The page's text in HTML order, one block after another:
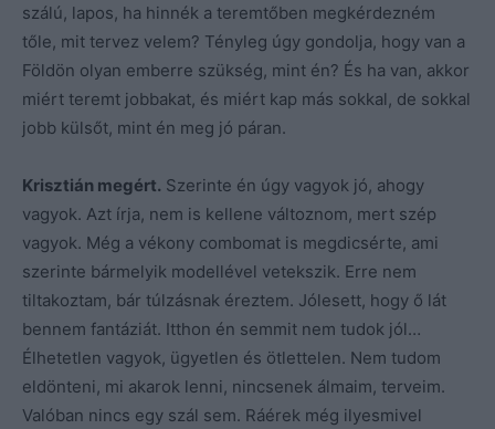
szálú, lapos, ha hinnék a teremtőben megkérdezném
tőle, mit tervez velem? Tényleg úgy gondolja, hogy van a
Földön olyan emberre szükség, mint én? És ha van, akkor
miért teremt jobbakat, és miért kap más sokkal, de sokkal
jobb külsőt, mint én meg jó páran.
Krisztián megért. Szerinte én úgy vagyok jó, ahogy
vagyok. Azt írja, nem is kellene változnom, mert szép
vagyok. Még a vékony combomat is megdicsérte, ami
szerinte bármelyik modellével vetekszik. Erre nem
tiltakoztam, bár túlzásnak éreztem. Jólesett, hogy ő lát
bennem fantáziát. Itthon én semmit nem tudok jól…
Élhetetlen vagyok, ügyetlen és ötlettelen. Nem tudom
eldönteni, mi akarok lenni, nincsenek álmaim, terveim.
Valóban nincs egy szál sem. Ráérek még ilyesmivel